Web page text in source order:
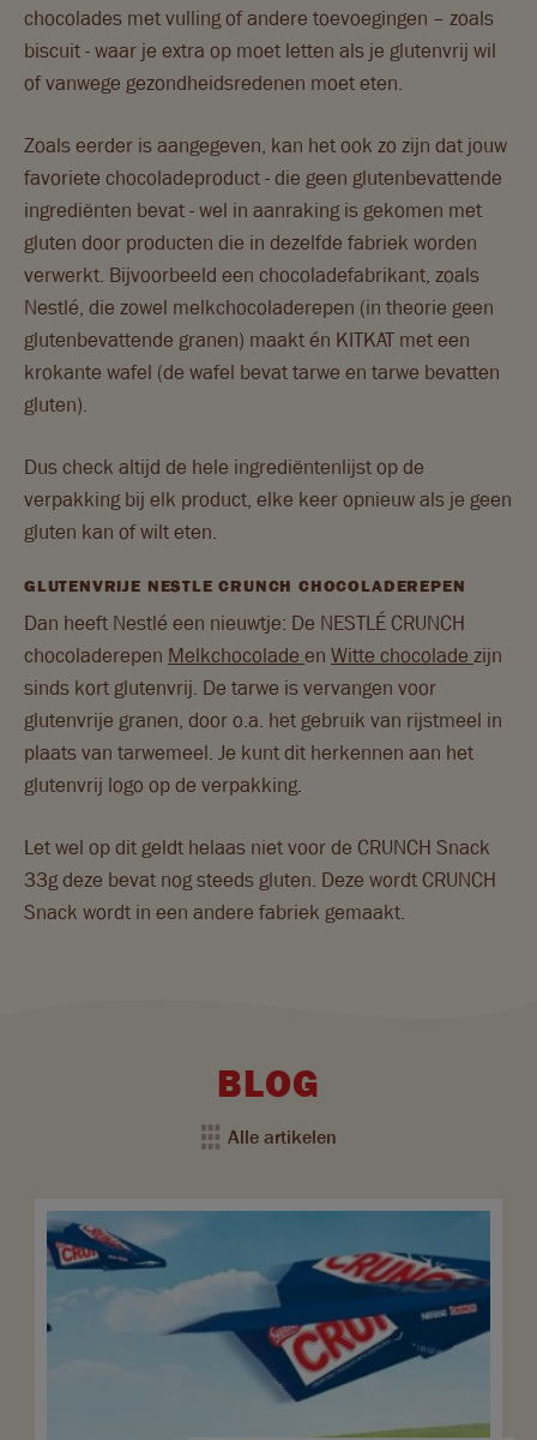
chocolades met vulling of andere toevoegingen – zoals
biscuit - waar je extra op moet letten als je glutenvrij wil
of vanwege gezondheidsredenen moet eten.
Zoals eerder is aangegeven, kan het ook zo zijn dat jouw
favoriete chocoladeproduct - die geen glutenbevattende
ingrediënten bevat - wel in aanraking is gekomen met
gluten door producten die in dezelfde fabriek worden
verwerkt. Bijvoorbeeld een chocoladefabrikant, zoals
Nestlé, die zowel melkchocoladerepen (in theorie geen
glutenbevattende granen) maakt én KITKAT met een
krokante wafel (de wafel bevat tarwe en tarwe bevatten
gluten).
Dus check altijd de hele ingrediëntenlijst op de
verpakking bij elk product, elke keer opnieuw als je geen
gluten kan of wilt eten.
GLUTENVRIJE NESTLE CRUNCH CHOCOLADEREPEN
Dan heeft Nestlé een nieuwtje: De NESTLÉ CRUNCH
chocoladerepen Melkchocolade en Witte chocolade zijn
sinds kort glutenvrij. De tarwe is vervangen voor
glutenvrije granen, door o.a. het gebruik van rijstmeel in
plaats van tarwemeel. Je kunt dit herkennen aan het
glutenvrij logo op de verpakking.
Let wel op dit geldt helaas niet voor de CRUNCH Snack
33g deze bevat nog steeds gluten. Deze wordt CRUNCH
Snack wordt in een andere fabriek gemaakt.
BLOG
Alle artikelen